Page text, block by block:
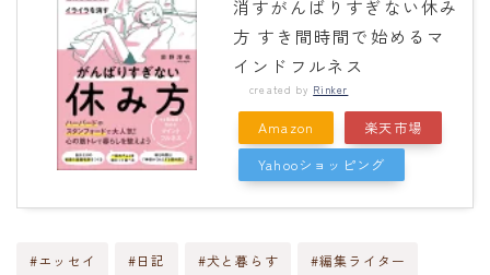
消すがんばりすぎない休み
方 すき間時間で始めるマ
インドフルネス
created by Rinker
Amazon
楽天市場
Yahooショッピング
#エッセイ #日記 #犬と暮らす #編集ライター